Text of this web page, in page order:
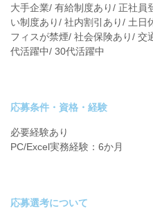
大手企業/ 有給制度あり/ 正社員
い制度あり/ 社内割引あり/ 土日
フィスが禁煙/ 社会保険あり/ 交
代活躍中/ 30代活躍中
応募条件・資格・経験
必要経験あり
PC/Excel実務経験：6か月
応募選考について